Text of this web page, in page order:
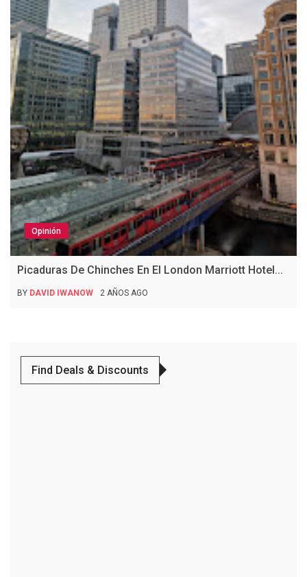
Opinión
Picaduras De Chinches En El London Marriott Hotel...
BY DAVID IWANOW 2 AÑOS AGO
Find Deals & Discounts